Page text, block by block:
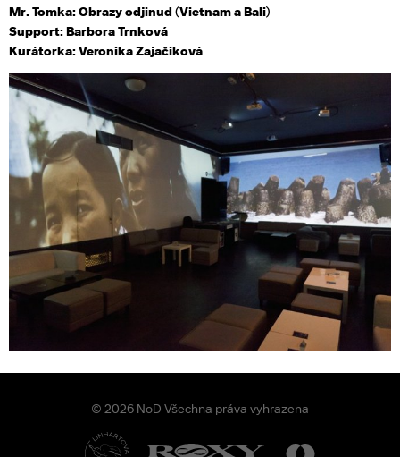
Mr. Tomka: Obrazy odjinud (Vietnam a Bali)
Support: Barbora Trnková
Kurátorka: Veronika Zajačiková
© 2026 NoD Všechna práva vyhrazena